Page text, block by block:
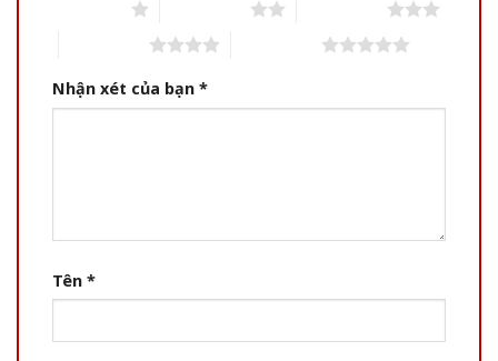
Nhận xét của bạn *
Tên *